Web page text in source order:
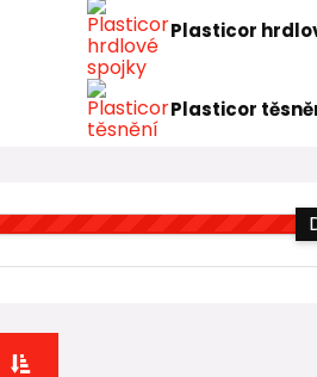
Plasticor
Plasticor